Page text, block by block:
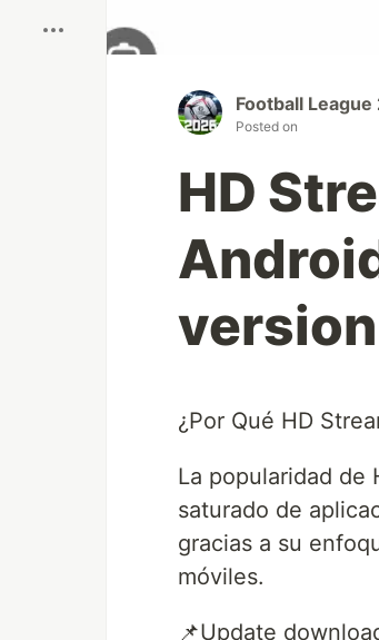
Football
Posted on
HD
version
¿Por Qué HD
La popularidad de
saturado de
gracias a su
móviles.
📌Update